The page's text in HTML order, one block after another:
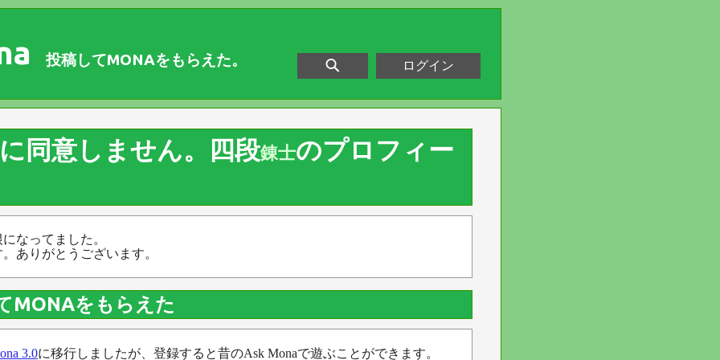
投稿してMONAをもらえた。 ログイン
同意しません。四段錬士のプロフィー
なってました。
ありがとうございます。
MONAをもらえた
3.0に移行しましたが、登録すると昔のAsk Monaで遊ぶことができます。